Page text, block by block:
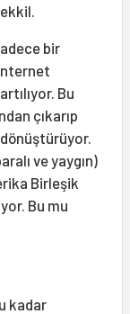
bir
Bu
çıkarıp
ve yaygın)
Birleşik
Bu mu
kadar